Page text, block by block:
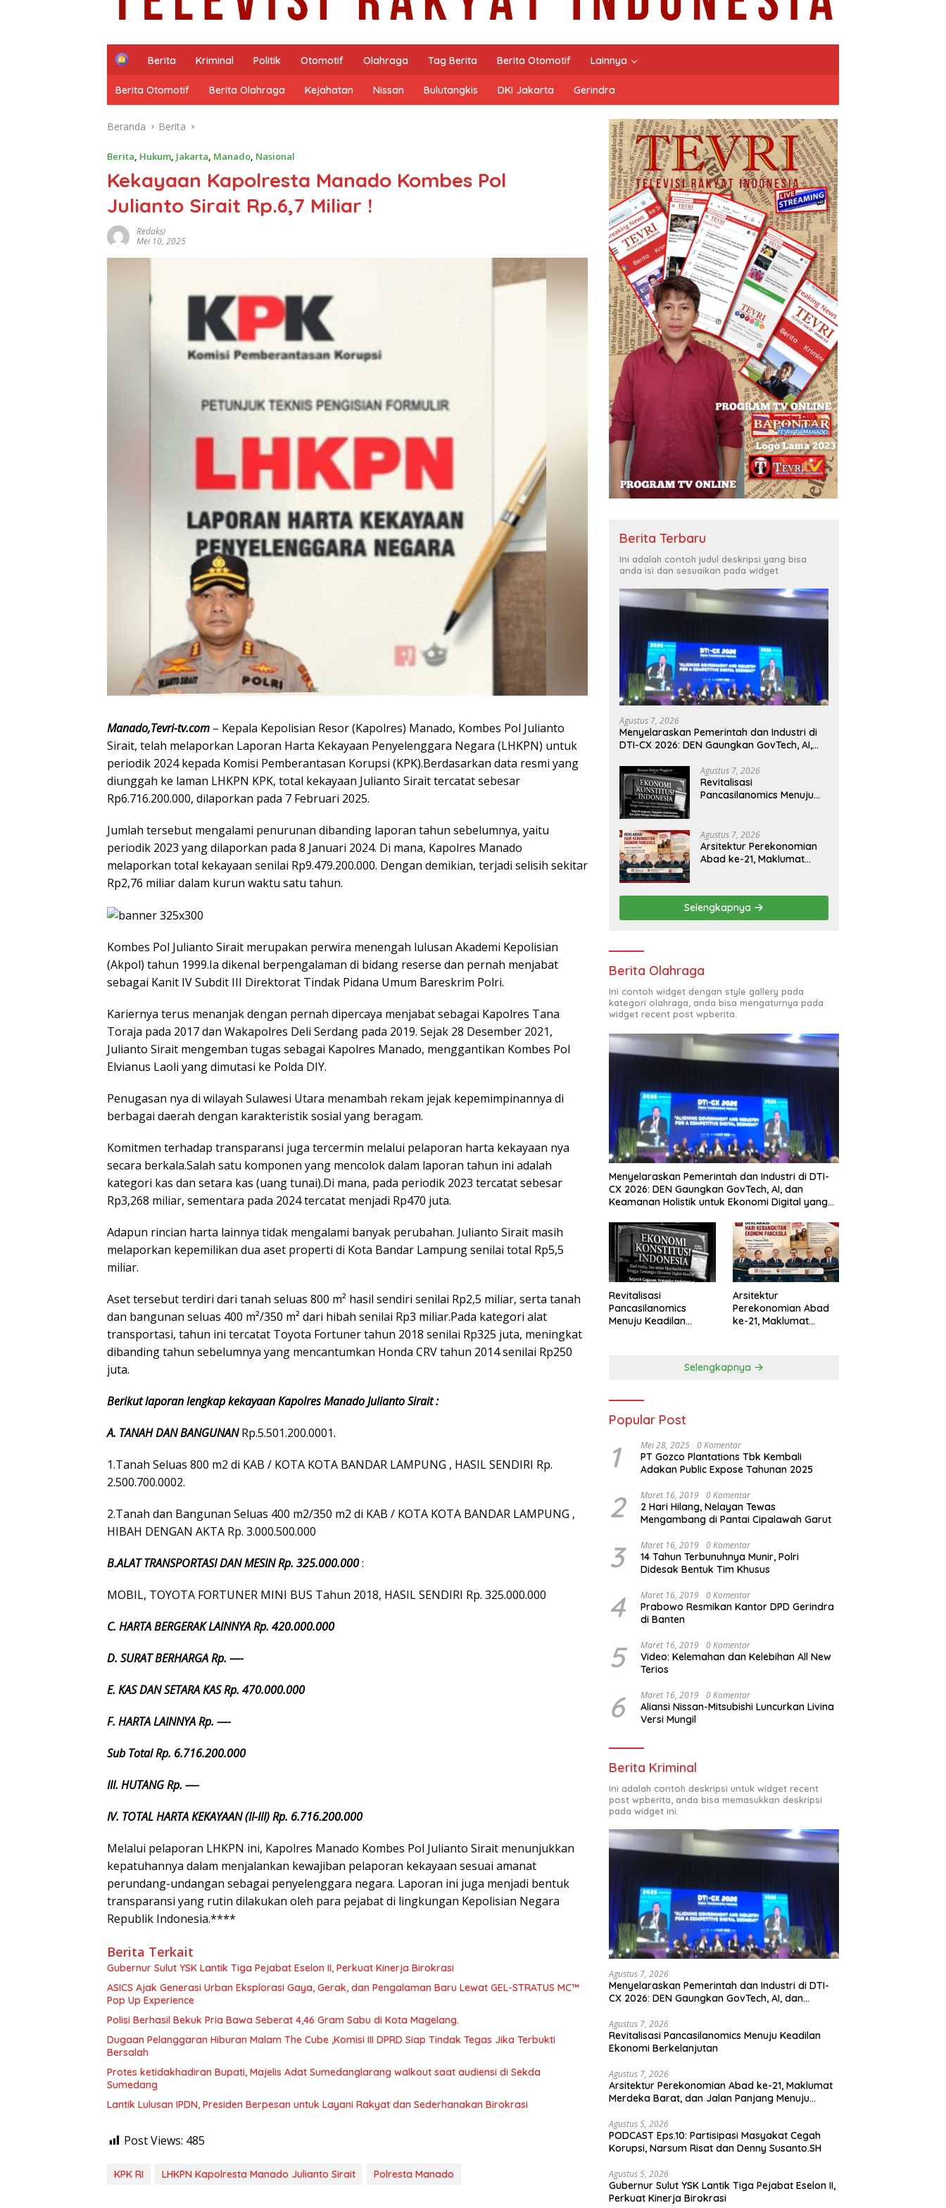
H
m
e
Berita Kriminal Politik Otomotif Olahraga Tag Berita Berita Otomotif Lainnya
Berita Otomotif Berita Olahraga Kejahatan Nissan Bulutangkis DKI Jakarta Gerindra
Beranda Berita
Berita, Hukum, Jakarta, Manado, Nasional
Kekayaan Kapolresta Manado Kombes Pol
Julianto Sirait Rp.6,7 Miliar !
Redaksi
Mei 10, 2025
Manado,Tevri-tv.com – Kepala Kepolisian Resor (Kapolres) Manado, Kombes Pol Julianto
Sirait, telah melaporkan Laporan Harta Kekayaan Penyelenggara Negara (LHKPN) untuk
periodik 2024 kepada Komisi Pemberantasan Korupsi (KPK).Berdasarkan data resmi yang
diunggah ke laman LHKPN KPK, total kekayaan Julianto Sirait tercatat sebesar
Rp6.716.200.000, dilaporkan pada 7 Februari 2025.
Jumlah tersebut mengalami penurunan dibanding laporan tahun sebelumnya, yaitu
periodik 2023 yang dilaporkan pada 8 Januari 2024. Di mana, Kapolres Manado
melaporkan total kekayaan senilai Rp9.479.200.000. Dengan demikian, terjadi selisih sekitar
Rp2,76 miliar dalam kurun waktu satu tahun.
Kombes Pol Julianto Sirait merupakan perwira menengah lulusan Akademi Kepolisian
(Akpol) tahun 1999.Ia dikenal berpengalaman di bidang reserse dan pernah menjabat
sebagai Kanit IV Subdit III Direktorat Tindak Pidana Umum Bareskrim Polri.
Kariernya terus menanjak dengan pernah dipercaya menjabat sebagai Kapolres Tana
Toraja pada 2017 dan Wakapolres Deli Serdang pada 2019. Sejak 28 Desember 2021,
Julianto Sirait mengemban tugas sebagai Kapolres Manado, menggantikan Kombes Pol
Elvianus Laoli yang dimutasi ke Polda DIY.
Penugasan nya di wilayah Sulawesi Utara menambah rekam jejak kepemimpinannya di
berbagai daerah dengan karakteristik sosial yang beragam.
Komitmen terhadap transparansi juga tercermin melalui pelaporan harta kekayaan nya
secara berkala.Salah satu komponen yang mencolok dalam laporan tahun ini adalah
kategori kas dan setara kas (uang tunai).Di mana, pada periodik 2023 tercatat sebesar
Rp3,268 miliar, sementara pada 2024 tercatat menjadi Rp470 juta.
Adapun rincian harta lainnya tidak mengalami banyak perubahan. Julianto Sirait masih
melaporkan kepemilikan dua aset properti di Kota Bandar Lampung senilai total Rp5,5
miliar.
Aset tersebut terdiri dari tanah seluas 800 m² hasil sendiri senilai Rp2,5 miliar, serta tanah
dan bangunan seluas 400 m²/350 m² dari hibah senilai Rp3 miliar.Pada kategori alat
transportasi, tahun ini tercatat Toyota Fortuner tahun 2018 senilai Rp325 juta, meningkat
dibanding tahun sebelumnya yang mencantumkan Honda CRV tahun 2014 senilai Rp250
juta.
Berikut laporan lengkap kekayaan Kapolres Manado Julianto Sirait :
A. TANAH DAN BANGUNANRp.5.501.200.0001.
1.Tanah Seluas 800 m2 di KAB / KOTA KOTA BANDAR LAMPUNG , HASIL SENDIRI Rp.
2.500.700.0002.
2.Tanah dan Bangunan Seluas 400 m2/350 m2 di KAB / KOTA KOTA BANDAR LAMPUNG ,
HIBAH DENGAN AKTA Rp. 3.000.500.000
B.ALAT TRANSPORTASI DAN MESIN Rp. 325.000.000:
MOBIL, TOYOTA FORTUNER MINI BUS Tahun 2018, HASIL SENDIRI Rp. 325.000.000
C. HARTA BERGERAK LAINNYARp. 420.000.000
D. SURAT BERHARGA Rp. —-
E. KAS DAN SETARA KAS Rp. 470.000.000
F. HARTA LAINNYA Rp. —-
Sub Total Rp. 6.716.200.000
III. HUTANG Rp. —-
IV. TOTAL HARTA KEKAYAAN (II-III) Rp. 6.716.200.000
Melalui pelaporan LHKPN ini, Kapolres Manado Kombes Pol Julianto Sirait menunjukkan
kepatuhannya dalam menjalankan kewajiban pelaporan kekayaan sesuai amanat
perundang-undangan sebagai penyelenggara negara. Laporan ini juga menjadi bentuk
transparansi yang rutin dilakukan oleh para pejabat di lingkungan Kepolisian Negara
Republik Indonesia.****
Berita Terkait
Gubernur Sulut YSK Lantik Tiga Pejabat Eselon II, Perkuat Kinerja Birokrasi
ASICS Ajak Generasi Urban Eksplorasi Gaya, Gerak, dan Pengalaman Baru Lewat GEL-STRATUS MC™
Pop Up Experience
Polisi Berhasil Bekuk Pria Bawa Seberat 4,46 Gram Sabu di Kota Magelang.
Dugaan Pelanggaran Hiburan Malam The Cube ,Komisi III DPRD Siap Tindak Tegas Jika Terbukti
Bersalah
Protes ketidakhadiran Bupati, Majelis Adat Sumedanglarang walkout saat audiensi di Sekda
Sumedang
Lantik Lulusan IPDN, Presiden Berpesan untuk Layani Rakyat dan Sederhanakan Birokrasi
Post Views: 485
KPK RI LHKPN Kapolresta Manado Julianto Sirait Polresta Manado
Berita Terbaru
Ini adalah contoh judul deskripsi yang bisa
anda isi dan sesuaikan pada widget
Agustus 7, 2026
Menyelaraskan Pemerintah dan Industri di
DTI-CX 2026: DEN Gaungkan GovTech, AI,
Digital yang KompetitifAgustus 7, 2026
Revitalisasi
Pancasilanomics Menuju
Agustus 7, 2026
Arsitektur Perekonomian
Abad ke-21, Maklumat
Kedaulatan Ekonomi
Selengkapnya
Berita Olahraga
Ini contoh widget dengan style gallery pada
kategori olahraga, anda bisa mengaturnya pada
widget recent post wpberita.
Menyelaraskan Pemerintah dan Industri di DTI-
CX 2026: DEN Gaungkan GovTech, AI, dan
Keamanan Holistik untuk Ekonomi Digital yang
Revitalisasi
Pancasilanomics
Menuju Keadilan
Arsitektur
Perekonomian Abad
ke-21, Maklumat
Selengkapnya
Popular Post
1 Mei 28, 2025 0 Komentar
PT Gozco Plantations Tbk Kembali
Adakan Public Expose Tahunan 2025
2 Maret 16, 2019 0 Komentar
2 Hari Hilang, Nelayan Tewas
Mengambang di Pantai Cipalawah Garut
3 Maret 16, 2019 0 Komentar
14 Tahun Terbunuhnya Munir, Polri
Didesak Bentuk Tim Khusus
4 Maret 16, 2019 0 Komentar
Prabowo Resmikan Kantor DPD Gerindra
di Banten
5 Maret 16, 2019 0 Komentar
Video: Kelemahan dan Kelebihan All New
Terios
6 Maret 16, 2019 0 Komentar
Aliansi Nissan-Mitsubishi Luncurkan Livina
Versi Mungil
Berita Kriminal
Ini adalah contoh deskripsi untuk widget recent
post wpberita, anda bisa memasukkan deskripsi
pada widget ini.
Agustus 7, 2026
Menyelaraskan Pemerintah dan Industri di DTI-
CX 2026: DEN Gaungkan GovTech, AI, dan
Kompetitif
Agustus 7, 2026
Revitalisasi Pancasilanomics Menuju Keadilan
Ekonomi Berkelanjutan
Agustus 7, 2026
Arsitektur Perekonomian Abad ke-21, Maklumat
Merdeka Barat, dan Jalan Panjang Menuju
Agustus 5, 2026
PODCAST Eps.10: Partisipasi Masyakat Cegah
Korupsi, Narsum Risat dan Denny Susanto.SH
Agustus 5, 2026
Gubernur Sulut YSK Lantik Tiga Pejabat Eselon II,
Perkuat Kinerja Birokrasi